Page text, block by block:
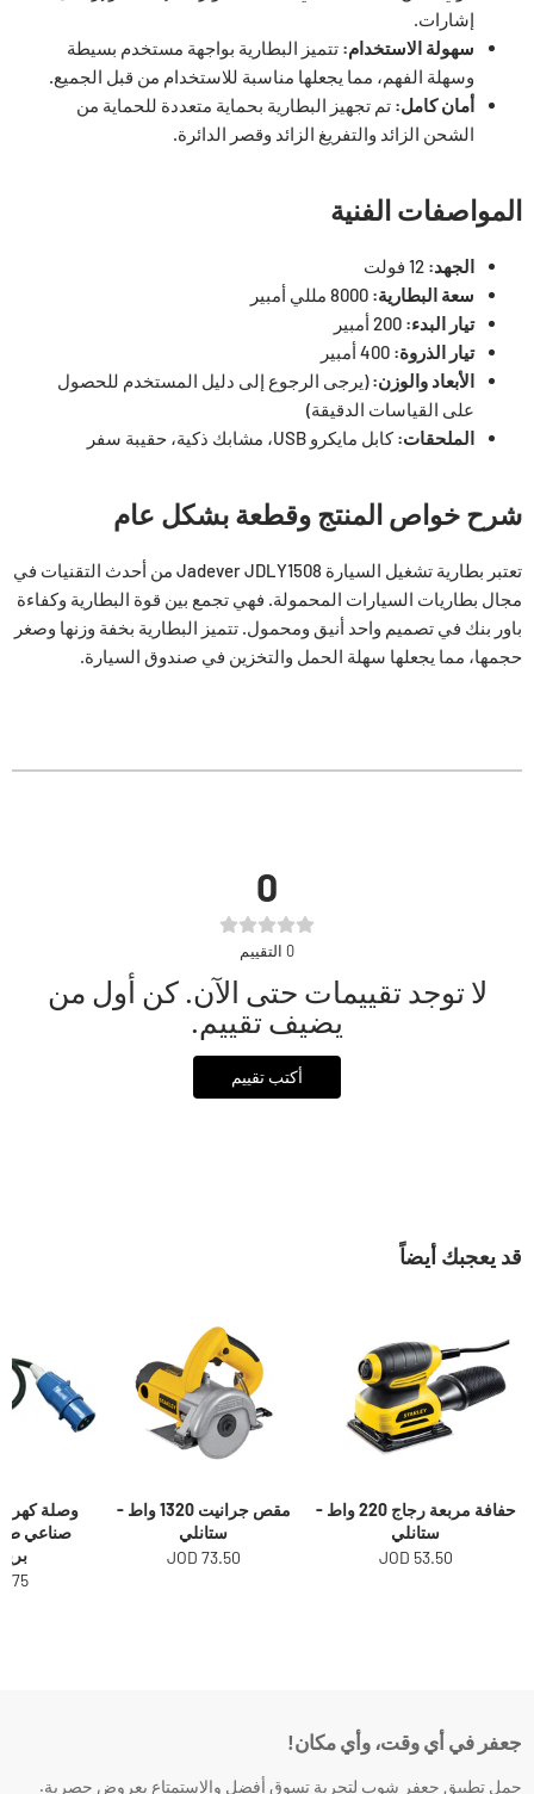
إشارات.
سهولة الاستخدام: تتميز البطارية بواجهة مستخدم بسيطة
وسهلة الفهم، مما يجعلها مناسبة للاستخدام من قبل الجميع.
أمان كامل: تم تجهيز البطارية بحماية متعددة للحماية من
الشحن الزائد والتفريغ الزائد وقصر الدائرة.
المواصفات الفنية
الجهد:
سعة البطارية:
تيار البدء:
تيار الذروة:
الأبعاد والوزن:(يرجى الرجوع إلى دليل المستخدم للحصول
على القياسات الدقيقة)
الملحقات:كابل مايكرو USB، مشابك ذكية، حقيبة سفر
شرح خواص المنتج وقطعة بشكل عام
تعتبر بطارية تشغيل السيارة Jadever JDLY1508 من أحدث التقنيات في
مجال بطاريات السيارات المحمولة. فهي تجمع بين قوة البطارية وكفاءة
باور بنك في تصميم واحد أنيق ومحمول. تتميز البطارية بخفة وزنها وصغر
حجمها، مما يجعلها سهلة الحمل والتخزين في صندوق السيارة.
0
0 التقييم
لا توجد تقييمات حتى الآن. كن أول من
يضيف تقييم.
أكتب تقييم
قد يعجبك أيضاً
حفافة مربعة رجاج 220 واط -
ستانلي
53.50 JOD
مقص جرانيت 1320 واط -
ستانلي
73.50 JOD
وصلة
JOD
جعفر في أي وقت، وأي مكان!
حمل تطبيق جعفر شوب لتجربة تسوق أفضل والاستمتاع بعروض حصرية.